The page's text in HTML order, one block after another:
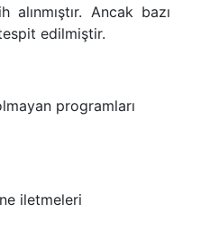
Ancak bazı
edilmiştir.
programları
iletmeleri